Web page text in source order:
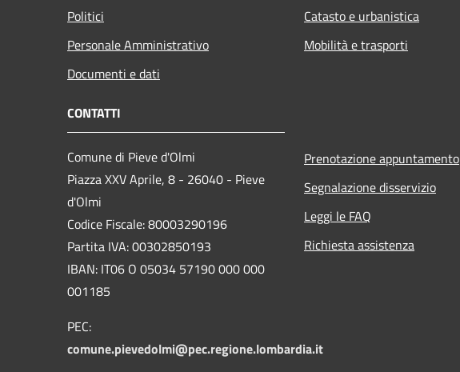
Politici
Personale Amministrativo
Documenti e dati
Catasto e urbanistica
Mobilità e trasporti
CONTATTI
Comune di Pieve d'Olmi
Piazza XXV Aprile, 8 - 26040 - Pieve
d'Olmi
Codice Fiscale: 80003290196
Partita IVA: 00302850193
IBAN: IT06 O 05034 57190 000 000
001185
PEC:
comune.pievedolmi@pec.regione.lombardia.it
Prenotazione appuntamento
Segnalazione disservizio
Leggi le FAQ
Richiesta assistenza